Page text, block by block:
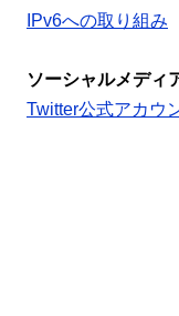
IPv6への取り組み
ソーシャルメディ
Twitter公式アカウ